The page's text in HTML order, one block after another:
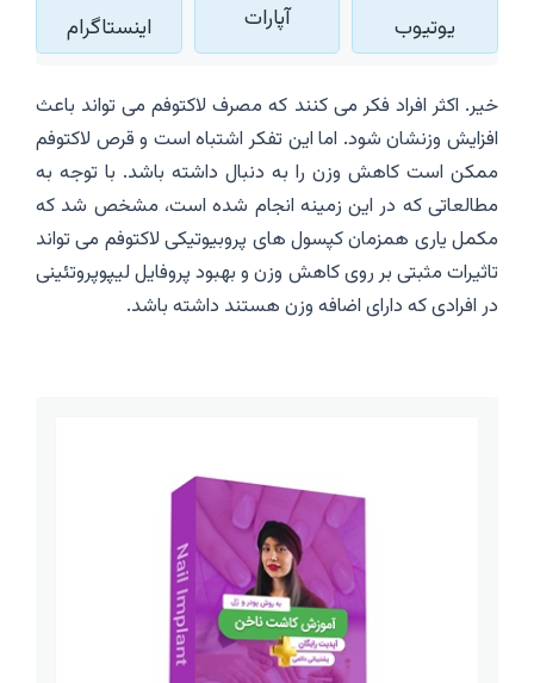
یوتیوب آپارات اینستاگرام
خیر. اکثر افراد فکر می کنند که مصرف لاکتوفم می تواند باعث
افزایش وزنشان شود. اما این تفکر اشتباه است و قرص لاکتوفم
ممکن است کاهش وزن را به دنبال داشته باشد. با توجه به
مطالعاتی که در این زمینه انجام شده است، مشخص شد که
مکمل یاری همزمان کپسول های پروبیوتیکی لاکتوفم می تواند
تاثیرات مثبتی بر روی کاهش وزن و بهبود پروفایل لیپوپروتئینی
در افرادی که دارای اضافه وزن هستند داشته باشد.